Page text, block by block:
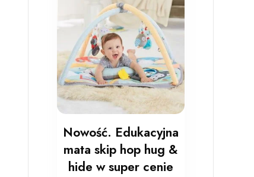
Nowość. Edukacyjna
mata skip hop hug &
hide w super cenie